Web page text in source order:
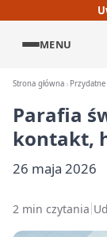
MENU
Strona główna Przydatne
Parafia
kontakt,
26 maja 2026
2 min czytania